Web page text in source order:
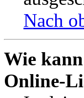
Nach
Wie
Online-